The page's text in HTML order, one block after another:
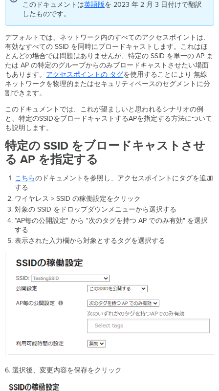
の
SSID を
ブ
ロ
ー
ド
キ
ャ
ス
ト
せ
る
AP
を
指
定
る
す
べ
て
SSID
を
無
に
る
使
用
このドキュメントは英語版を 2023 年 2 月 3 日付けで翻訳
したものです。
デフォルトでは、ネットワーク内のすべてのアクセスポイントは、
有効なすべての SSID を同時にブロードキャストします。これはほ
とんどの場合では問題はありませんが、特定の SSID を単一の AP ま
たは AP の特定のグループからのみブロードキャストさせたい場面
もあります。 アクセスポイントの タグを使用することにより 無線
ネットワークを物理的またはセキュリティベースのセグメントに分
割できます。
このドキュメントでは、これが望ましいと思われるシナリオの例
と、特定のSSIDをブロードキャストするAPを指定する方法について
も説明します。
特定の SSID をブロードキャストさせ
る AP を指定する
こちらのドキュメントを参照し、アクセスポイントにタグを追加
する
ワイヤレス > SSID の稼働設定をクリック
対象の SSID をドロップダウンメニューから選択する
”AP毎の公開設定" から "次のタグを持つ AP でのみ有効" を選択
する
表示された入力欄から対象とするタグを選択する
6. 選択後、変更内容を保存をクリック